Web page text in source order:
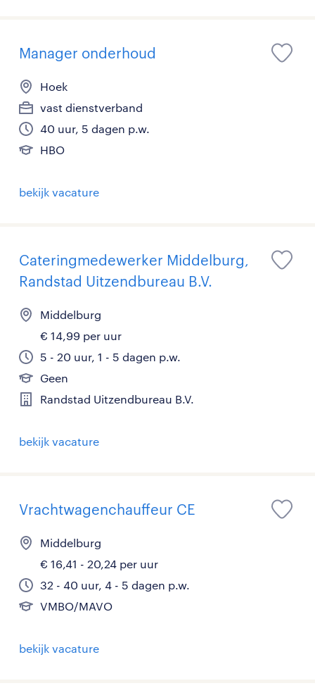
Manager onderhoud
Hoek
vast dienstverband
40 uur, 5 dagen p.w.
HBO
bekijk vacature
Cateringmedewerker Middelburg,
Randstad Uitzendbureau B.V.
Middelburg
€ 14,99 per uur
5 - 20 uur, 1 - 5 dagen p.w.
Geen
Randstad Uitzendbureau B.V.
bekijk vacature
Vrachtwagenchauffeur CE
Middelburg
€ 16,41 - 20,24 per uur
32 - 40 uur, 4 - 5 dagen p.w.
VMBO/MAVO
bekijk vacature